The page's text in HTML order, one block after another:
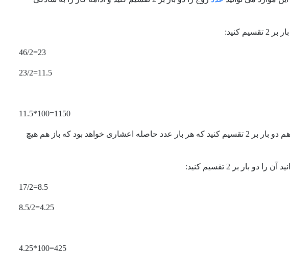
23=46/2
11.5=23/2
1150=100*11.5
فرد است و بر 4 یا 2 بخش پذیر نیست. باز هم دو بار بر 2 تقسیم کنید که هر بار عدد حاصله اعشاری خواهد بود که باز هم هیچ
8.5=17/2
4.25=8.5/2
425=100*4.25